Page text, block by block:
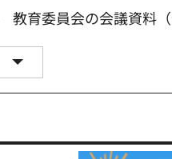
教育委員会の会議資料